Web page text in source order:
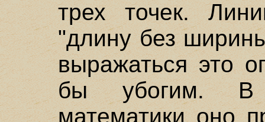
трех точек.
"длину без
выражаться это
бы убогим. В
математики оно